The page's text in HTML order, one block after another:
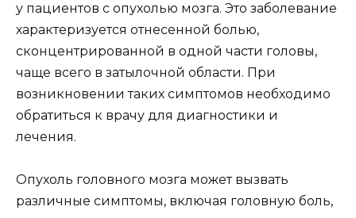
у пациентов с опухолью мозга. Это заболевание
характеризуется отнесенной болью,
сконцентрированной в одной части головы,
чаще всего в затылочной области. При
возникновении таких симптомов необходимо
обратиться к врачу для диагностики и
лечения.
Опухоль головного мозга может вызвать
различные симптомы, включая головную боль,